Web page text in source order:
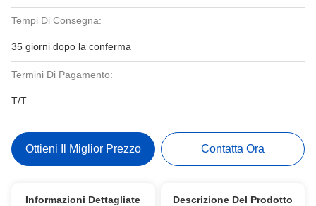
Tempi Di Consegna:
35 giorni dopo la conferma
Termini Di Pagamento:
T/T
Ottieni Il Miglior Prezzo Contatta Ora
Informazioni Dettagliate Descrizione Del Prodotto